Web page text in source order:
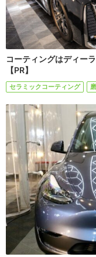
コーティングはディー
【PR】
セラミックコーティング